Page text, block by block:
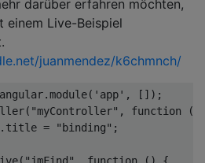
darüber erfahren möchten,
einem Live-Beispiel
juanmendez/k6chmnch/
angular.module( 'app' ,
[]);
( "myController" , function (
. title = "binding" ;
( "jmFind" , function ()
{